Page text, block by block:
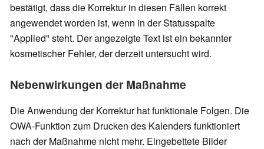
bestätigt, dass die Korrektur in diesen Fällen korrekt
angewendet worden ist, wenn in der Statusspalte
"Applied" steht. Der angezeigte Text ist ein bekannter
kosmetischer Fehler, der derzeit untersucht wird.
Nebenwirkungen der Maßnahme
Die Anwendung der Korrektur hat funktionale Folgen. Die
OWA-Funktion zum Drucken des Kalenders funktioniert
nach der Maßnahme nicht mehr. Eingebettete Bilder